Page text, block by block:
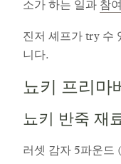
소가 하는 일과 참
진저 셰프가 try 수
니다.
뇨키 프리마
뇨키 반죽 재
러셋 감자 5파운드